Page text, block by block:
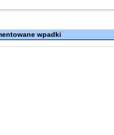
wpadki